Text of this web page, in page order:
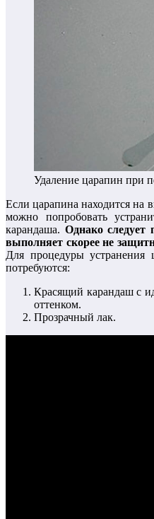
Удаление царапин при
Если царапина находится на
можно попробовать
карандаша. Однако следует
выполняет скорее не
Для процедуры
потребуются:
Красящий карандаш с
оттенком.
Прозрачный лак.